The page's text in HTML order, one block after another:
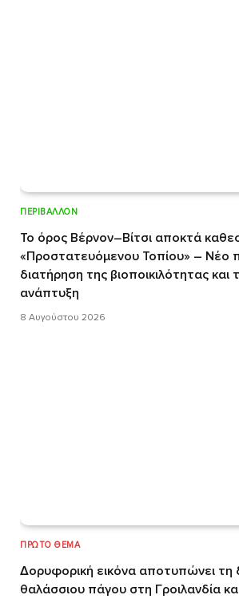
ΠΕΡΙΒΆΛΛΟΝ
Το όρος Βέρνον–Βίτσι αποκτά
«Προστατευόμενου Τοπίου» – Νέο
διατήρηση της βιοποικιλότητας και
ανάπτυξη
8 Αυγούστου 2026
ΠΡΏΤΟ ΘΈΜΑ
Δορυφορική εικόνα αποτυπώνει τη
θαλάσσιου πάγου στη Γροιλανδία